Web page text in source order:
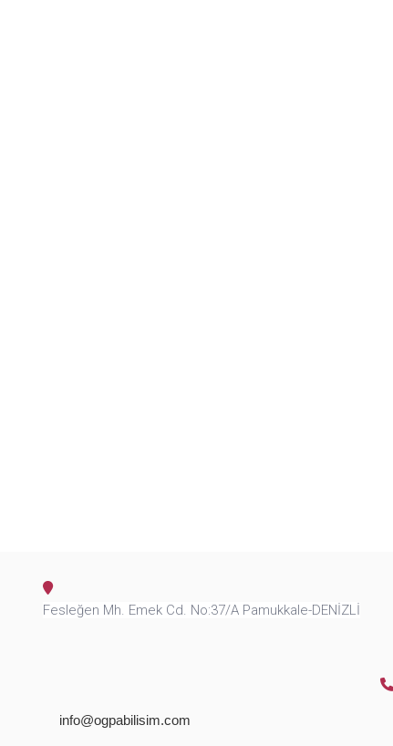
Fesleğen Mh. Emek Cd. No:37/A Pamukkale-DENİZLİ
info@ogpabilisim.com